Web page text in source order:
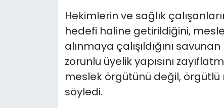
Hekimlerin ve sağlık
hedefi haline getirildiğini,
alınmaya çalışıldığını
zorunlu üyelik yapısını
meslek örgütünü değil, örgütlü
söyledi.